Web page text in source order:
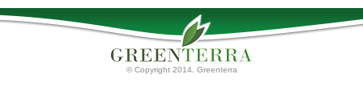
© Copyright 2014. Greenterra